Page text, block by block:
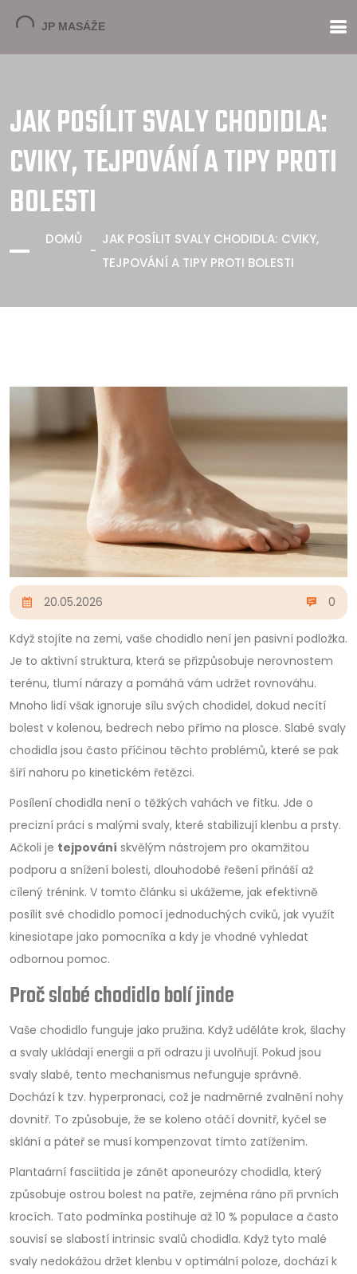
JAK POSÍLIT SVALY CHODIDLA:
CVIKY, TEJPOVÁNÍ A TIPY PROTI
BOLESTI
DOMŮ
JAK POSÍLIT SVALY CHODIDLA: CVIKY,
TEJPOVÁNÍ A TIPY PROTI BOLESTI
20.05.2026 0
Když stojíte na zemi, vaše chodidlo není jen pasivní podložka.
Je to aktivní struktura, která se přizpůsobuje nerovnostem
terénu, tlumí nárazy a pomáhá vám udržet rovnováhu.
Mnoho lidí však ignoruje sílu svých chodidel, dokud necítí
bolest v kolenou, bedrech nebo přímo na plosce. Slabé svaly
chodidla jsou často příčinou těchto problémů, které se pak
šíří nahoru po kinetickém řetězci.
Posílení chodidla není o těžkých vahách ve fitku. Jde o
precizní práci s malými svaly, které stabilizují klenbu a prsty.
Ačkoli je tejpování skvělým nástrojem pro okamžitou
podporu a snížení bolesti, dlouhodobé řešení přináší až
cílený trénink. V tomto článku si ukážeme, jak efektivně
posílit své chodidlo pomocí jednoduchých cviků, jak využít
kinesiotape jako pomocníka a kdy je vhodné vyhledat
odbornou pomoc.
Proč slabé chodidlo bolí jinde
Vaše chodidlo funguje jako pružina. Když uděláte krok, šlachy
a svaly ukládají energii a při odrazu ji uvolňují. Pokud jsou
svaly slabé, tento mechanismus nefunguje správně.
Dochází k tzv. hyperpronaci, což je nadměrné zvalnění nohy
dovnitř. To způsobuje, že se koleno otáčí dovnitř, kyčel se
sklání a páteř se musí kompenzovat tímto zatížením.
Plantaární fasciitida je zánět aponeurózy chodidla, který
způsobuje ostrou bolest na patře, zejména ráno při prvních
krocích. Tato podmínka postihuje až 10 % populace a často
souvisí se slabostí intrinsic svalů chodidla. Když tyto malé
svaly nedokážou držet klenbu v optimální poloze, dochází k